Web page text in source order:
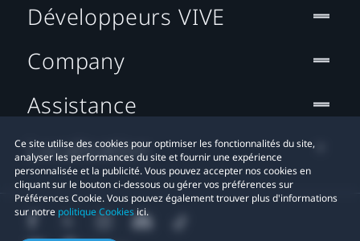
Ce site utilise des cookies pour optimiser les fonctionnalités du site,
analyser les performances du site et fournir une expérience
personnalisée et la publicité. Vous pouvez accepter nos cookies en
cliquant sur le bouton ci-dessous ou gérer vos préférences sur
Préférences Cookie. Vous pouvez également trouver plus d'informations
sur notre politique Cookiesici.
Développeurs VIVE
Company
Assistance
Localisation